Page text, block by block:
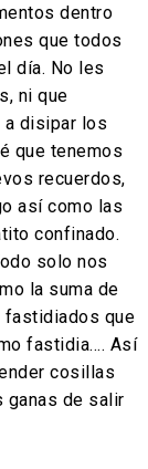
dentro
que todos
día. No les
ni que
a disipar los
que tenemos
recuerdos,
así como las
confinado.
solo nos
la suma de
fastidiados que
fastidia…. Así
cosillas
ganas de salir